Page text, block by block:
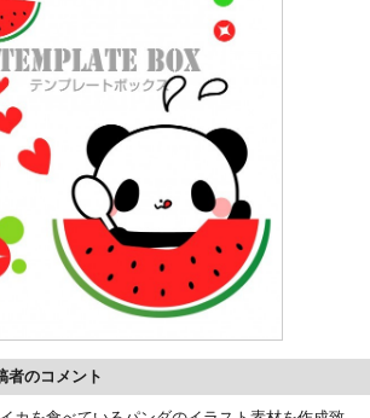
者のコメント